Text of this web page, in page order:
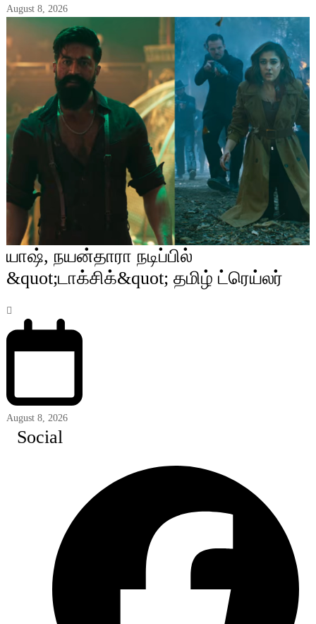
August 8, 2026
யாஷ், நயன்தாரா நடிப்பில்
&quot;டாக்சிக்&quot; தமிழ் ட்ரெய்லர்
August 8, 2026
Social